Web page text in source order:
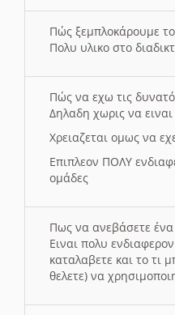
Πώς ξεμπλοκάρουμε
Πολυ υλικο στο
Πώς να εχω τις
Δηλαδη χωρις να
Χρειαζεται ομως να
Επιπλεον ΠΟΛΥ
ομάδες
Πως να ανεβάσετε
Ειναι πολυ
καταλαβετε και το τι
θελετε) να